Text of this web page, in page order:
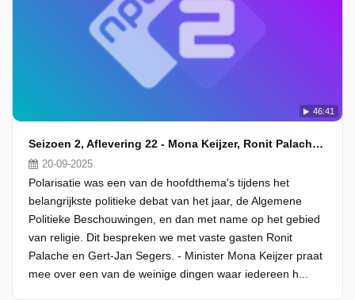
46:41
Seizoen 2, Aflevering 22 - Mona Keijzer, Ronit Palache en Gert-Jan Segers
20-09-2025
Polarisatie was een van de hoofdthema's tijdens het
belangrijkste politieke debat van het jaar, de Algemene
Politieke Beschouwingen, en dan met name op het gebied
van religie. Dit bespreken we met vaste gasten Ronit
Palache en Gert-Jan Segers. - Minister Mona Keijzer praat
mee over een van de weinige dingen waar iedereen h...